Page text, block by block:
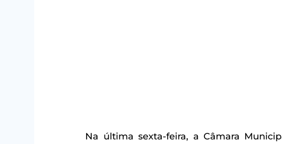
Na última sexta-feira, a Câmara